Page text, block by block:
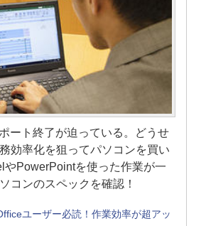
ート終了が迫っている。どうせ
効率化を狙ってパソコンを買い
PowerPointを使った作業が一
コンのスペックを確認！
ユーザー必読！作業効率が超アッ